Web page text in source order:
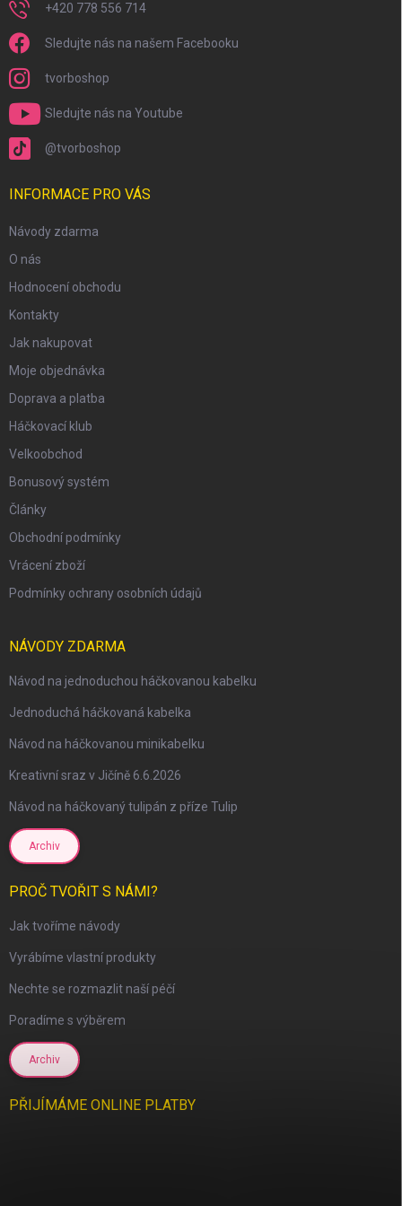
+420 778 556 714
Sledujte nás na našem Facebooku
tvorboshop
Sledujte nás na Youtube
@tvorboshop
INFORMACE PRO VÁS
Návody zdarma
O nás
Hodnocení obchodu
Kontakty
Jak nakupovat
Moje objednávka
Doprava a platba
Háčkovací klub
Velkoobchod
Bonusový systém
Články
Obchodní podmínky
Vrácení zboží
Podmínky ochrany osobních údajů
NÁVODY ZDARMA
Návod na jednoduchou háčkovanou kabelku
Jednoduchá háčkovaná kabelka
Návod na háčkovanou minikabelku
Kreativní sraz v Jičíně 6.6.2026
Návod na háčkovaný tulipán z příze Tulip
Archiv
PROČ TVOŘIT S NÁMI?
Jak tvoříme návody
Vyrábíme vlastní produkty
Nechte se rozmazlit naší péčí
Poradíme s výběrem
Archiv
PŘIJÍMÁME ONLINE PLATBY